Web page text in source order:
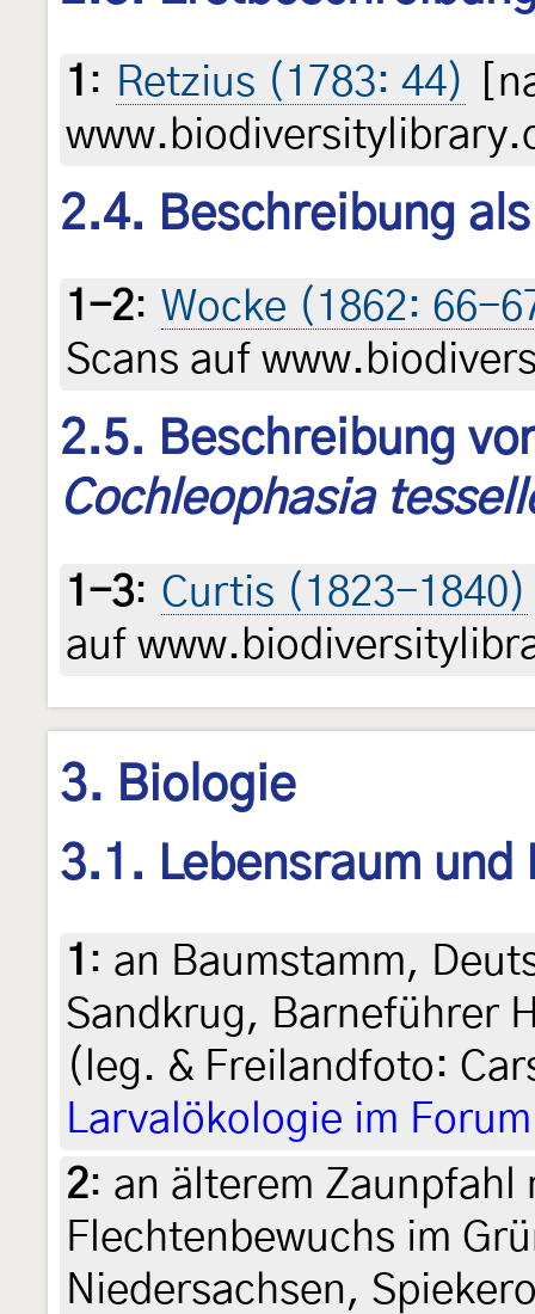
1 : Retzius (1783: 44)
2.4. Beschreibung
1-2: Wocke (1862: 66-
Scans auf
2.5. Beschreibung
Cochleophasia
1-3: Curtis (1823-1840)
auf
3. Biologie
3.1. Lebensraum und
1 : an Baumstamm,
Sandkrug, Barneführer
(leg. & Freilandfoto:
Larvalökologie im
2: an älterem
Flechtenbewuchs im
Niedersachsen,